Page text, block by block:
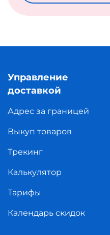
Управление
доставкой
Адрес за границей
Выкуп товаров
Трекинг
Калькулятор
Тарифы
Календарь скидок